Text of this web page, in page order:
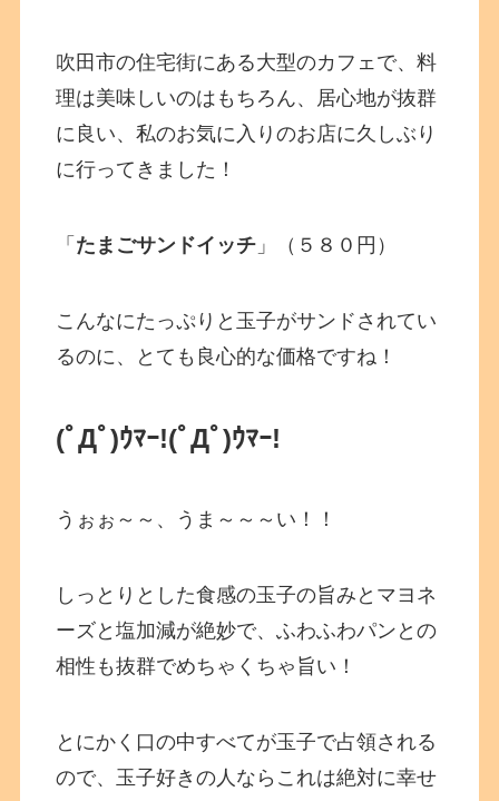
吹田市の住宅街にある大型のカフェで、料
理は美味しいのはもちろん、居心地が抜群
に良い、私のお気に入りのお店に久しぶり
に行ってきました！
「 たまごサンドイッチ 」（５８０円）
こんなにたっぷりと玉子がサンドされてい
るのに、とても良心的な価格ですね！
(ﾟДﾟ)ｳﾏｰ!(ﾟДﾟ)ｳﾏｰ!
うぉぉ～～、うま～～～い！！
しっとりとした食感の玉子の旨みとマヨネ
ーズと塩加減が絶妙で、ふわふわパンとの
相性も抜群でめちゃくちゃ旨い！
とにかく口の中すべてが玉子で占領される
ので、玉子好きの人ならこれは絶対に幸せ